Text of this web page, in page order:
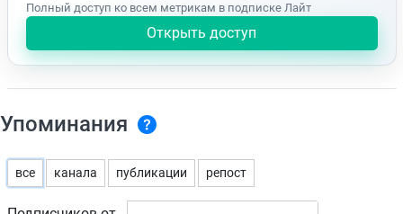
Полный доступ ко всем метрикам в подписке Лайт
Открыть доступ
Упоминания
все канала публикации репост